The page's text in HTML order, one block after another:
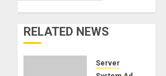
RELATED NEWS
Server